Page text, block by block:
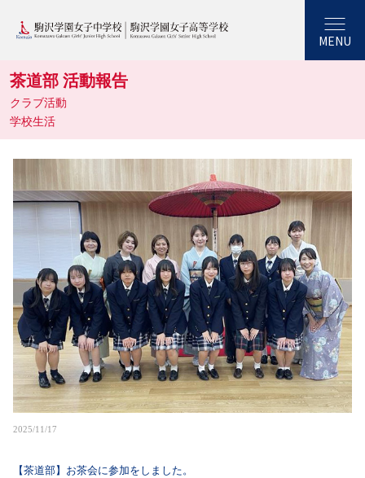
MENU
茶道部 活動報告
クラブ活動
学校生活
2025/11/17
【茶道部】お茶会に参加をしました。